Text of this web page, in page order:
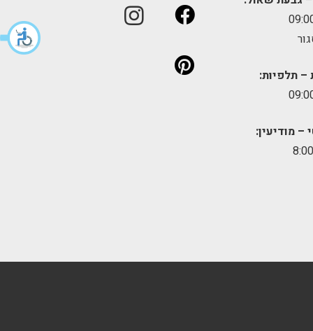
– תלפיות:
– מודיעין: